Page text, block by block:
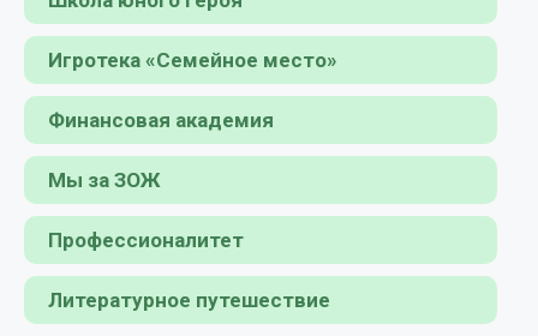
Игротека «Семейное место»
Финансовая академия
Мы за ЗОЖ
Профессионалитет
Литературное путешествие